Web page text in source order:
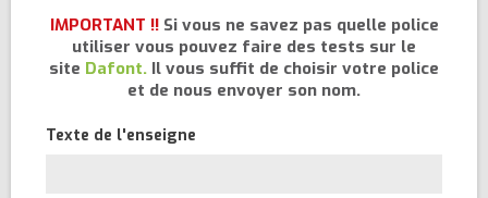
IMPORTANT !!Si vous ne savez pas quelle police
utiliser vous pouvez faire des tests sur le
site Dafont. Il vous suffit de choisir votre police
et de nous envoyer son nom.
Texte de l'enseigne